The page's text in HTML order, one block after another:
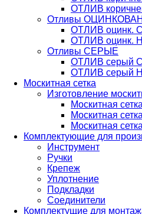
ОТЛИВ
Отливы
ОТЛИВ оцинк.
ОТЛИВ оцинк.
Отливы СЕРЫЕ
ОТЛИВ серый
ОТЛИВ серый
Москитная сетка
Изготовление
Москитная
Москитная
Москитная
Комплектующие для
Инструмент
Ручки
Крепеж
Уплотнение
Подкладки
Соединители
Комплектущие для